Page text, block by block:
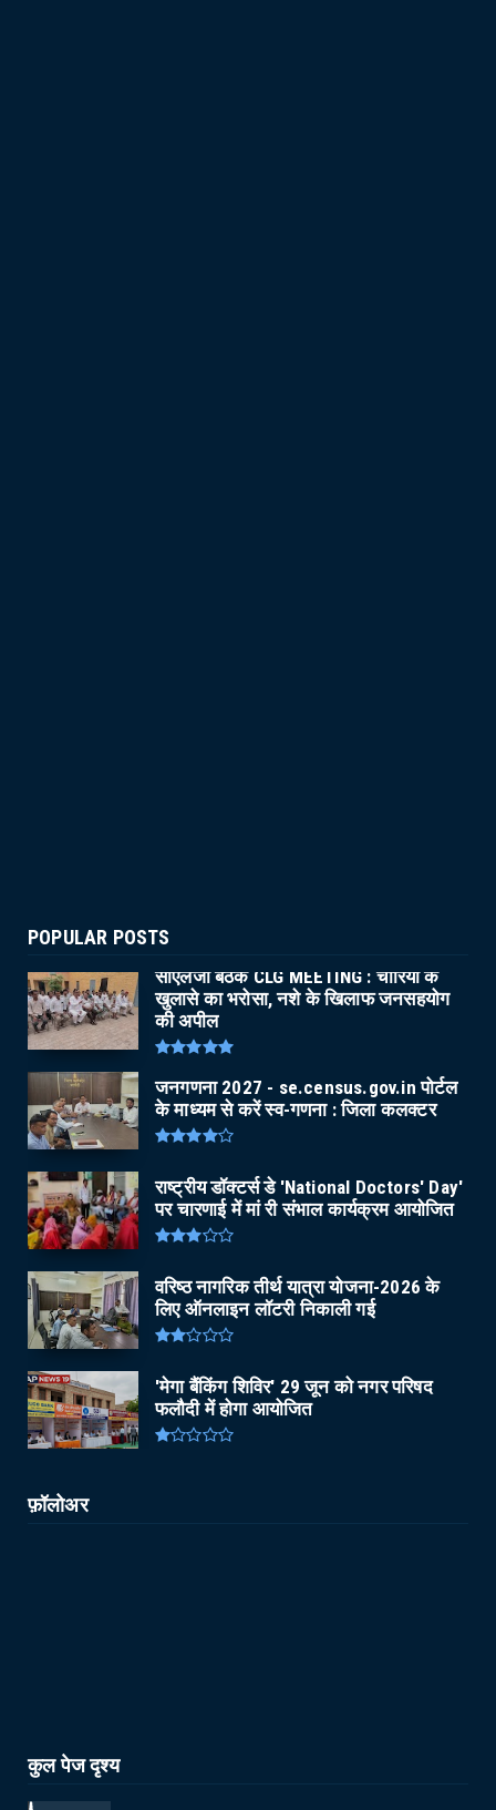
POPULAR POSTS
सीएलजी बैठक CLG MEETING : चोरियों के
खुलासे का भरोसा, नशे के खिलाफ जनसहयोग
की अपील
जनगणना 2027 - se.census.gov.in पोर्टल
के माध्यम से करें स्व-गणना : जिला कलक्टर
राष्ट्रीय डॉक्टर्स डे 'National Doctors' Day'
पर चारणाई में मां री संभाल कार्यक्रम आयोजित
वरिष्ठ नागरिक तीर्थ यात्रा योजना-2026 के
लिए ऑनलाइन लॉटरी निकाली गई
'मेगा बैंकिंग शिविर' 29 जून को नगर परिषद
फलौदी में होगा आयोजित
फ़ॉलोअर
कुल पेज दृश्य